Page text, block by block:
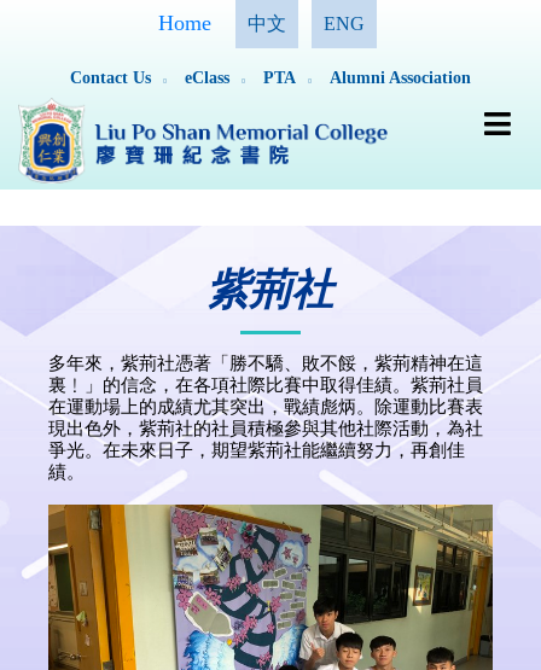
Home 中文 ENG
Contact Us eClass PTA Alumni Association
紫荊社
多年來，紫荊社憑著「勝不驕、敗不餒，紫荊精神在這
裏﹗」的信念，在各項社際比賽中取得佳績。紫荊社員
在運動場上的成績尤其突出，戰績彪炳。除運動比賽表
現出色外，紫荊社的社員積極參與其他社際活動，為社
爭光。在未來日子，期望紫荊社能繼續努力，再創佳
績。